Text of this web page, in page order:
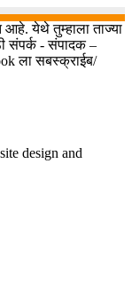
येथे तुम्हाला ताज्या
संपर्क - संपादक –
ला सबस्क्राईब/
design and